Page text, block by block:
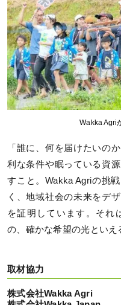
Wakka Agri
「誰に、何を届けたいの
利な条件や眠っている資
すこと。Wakka Agriの挑
く、地域社会の未来をデ
を証明しています。それ
の、確かな希望の光といえ
取材協力
株式会社Wakka Agri